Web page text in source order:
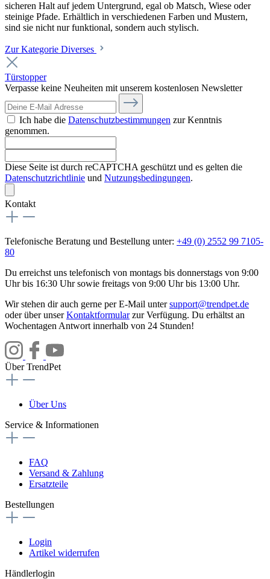
sicheren Halt auf jedem Untergrund, egal ob Matsch, Wiese oder
steinige Pfade. Erhältlich in verschiedenen Farben und Mustern,
sind sie nicht nur funktional, sondern auch stylisch.
Zur Kategorie Diverses
Türstopper
Verpasse keine Neuheiten mit unserem kostenlosen Newsletter
Ich habe die Datenschutzbestimmungen zur Kenntnis
genommen.
Diese Seite ist durch reCAPTCHA geschützt und es gelten die
Datenschutzrichtlinie und Nutzungsbedingungen.
Kontakt
Telefonische Beratung und Bestellung unter: +49 (0) 2552 99 7105-
80
Du erreichst uns telefonisch von montags bis donnerstags von 9:00
Uhr bis 16:30 Uhr sowie freitags von 9:00 Uhr bis 13:00 Uhr.
Wir stehen dir auch gerne per E-Mail untersupport@trendpet.de
oder über unserKontaktformularzur Verfügung. Du erhältst an
Wochentagen Antwort innerhalb von 24 Stunden!
Über TrendPet
Über Uns
Service & Informationen
FAQ
Versand & Zahlung
Ersatzteile
Bestellungen
Login
Artikel widerrufen
Händlerlogin